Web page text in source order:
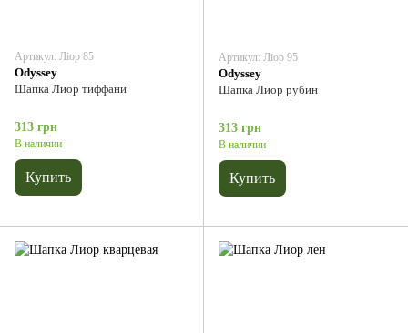
Артикул: Ліор 85
Odyssey
Шапка Лиор тиффани
313 грн
В наличии
Купить
Артикул: Ліор 95
Odyssey
Шапка Лиор рубин
313 грн
В наличии
Купить